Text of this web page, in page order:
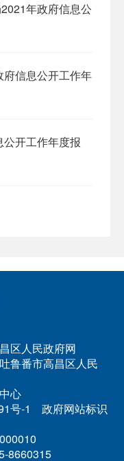
年政府信息公
信息公开工作年
开工作年度报
区人民政府网
鲁番市高昌区人民
心
号-1 政府网站标识
8660315